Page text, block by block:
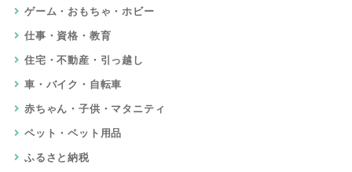
ゲーム・おもちゃ・ホビー
仕事・資格・教育
住宅・不動産・引っ越し
車・バイク・自転車
赤ちゃん・子供・マタニティ
ペット・ペット用品
ふるさと納税